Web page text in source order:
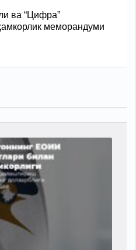
ва “Цифра”
меморандуми